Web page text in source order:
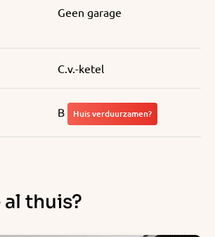
Geen garage
C.v.-ketel
B Huis verduurzamen?
thuis?